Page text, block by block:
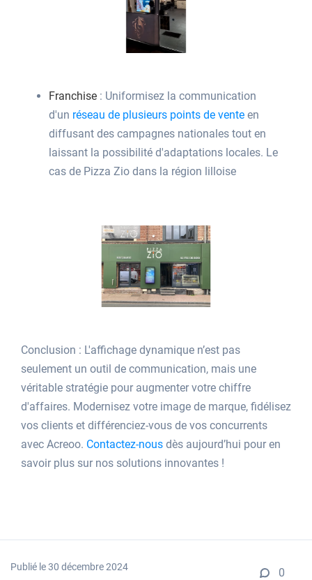
Franchise : Uniformisez la communication
d'un réseau de plusieurs points de vente en
diffusant des campagnes nationales tout en
laissant la possibilité d'adaptations locales. Le
cas de Pizza Zio dans la région lilloise
Conclusion : L'affichage dynamique n’est pas
seulement un outil de communication, mais une
véritable stratégie pour augmenter votre chiffre
d'affaires. Modernisez votre image de marque, fidélisez
vos clients et différenciez-vous de vos concurrents
avec Acreoo. Contactez-nous dès aujourd’hui pour en
savoir plus sur nos solutions innovantes !
Publié le 30 décembre 2024 0